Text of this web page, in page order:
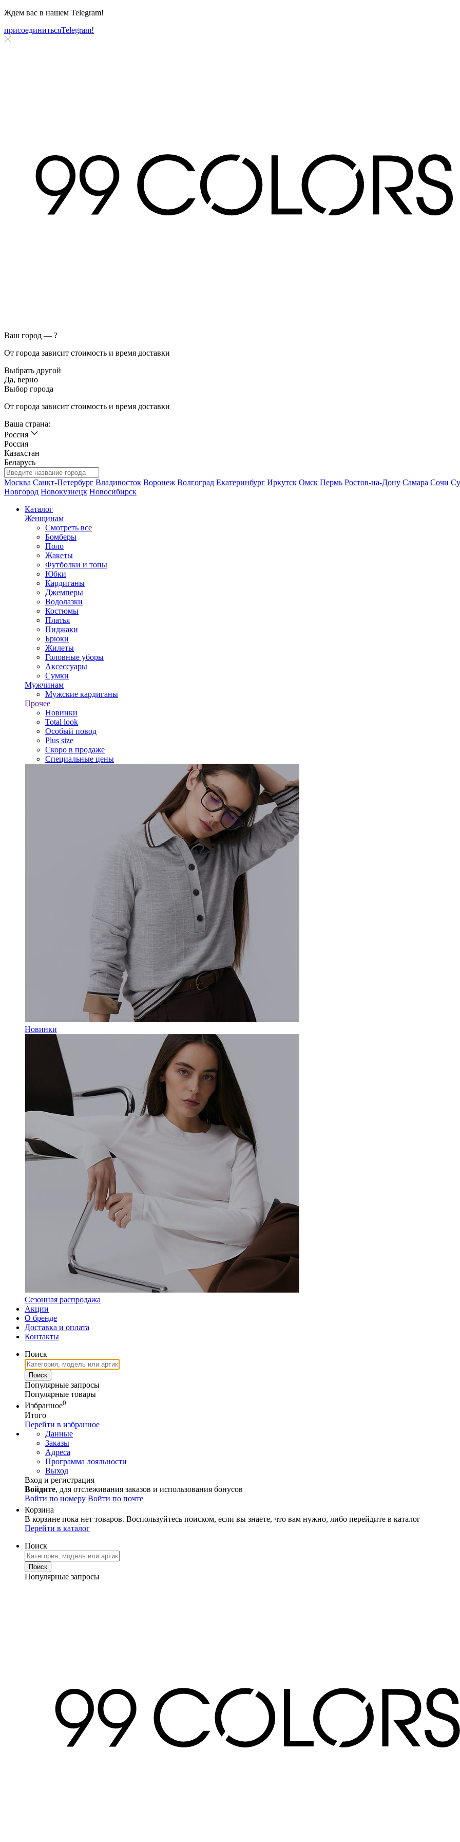
Ждем вас в нашем Telegram!
присоединитьсяTelegram!
Ваш город — ?
От города зависит стоимость и время доставки
Выбрать другой
Да, верно
Выбор города
От города зависит стоимость и время доставки
Ваша страна:
Россия
Россия
Казахстан
Беларусь
Москва Санкт-Петербург Владивосток Воронеж Волгоград Екатеринбург Иркутск Омск Пермь Ростов-на-Дону Самара Сочи
Новгород Новокузнецк Новосибирск
Каталог
Женщинам
Смотреть все
Бомберы
Поло
Жакеты
Футболки и топы
Юбки
Кардиганы
Джемперы
Водолазки
Костюмы
Платья
Пиджаки
Брюки
Жилеты
Головные уборы
Аксессуары
Сумки
Мужчинам
Мужские кардиганы
Прочее
Новинки
Total look
Особый повод
Plus size
Скоро в продаже
Специальные цены
Новинки
Сезонная распродажа
Акции
О бренде
Доставка и оплата
Контакты
Поиск
Популярные запросы
Популярные товары
Избранное0
Итого
Перейти в избранное
Данные
Заказы
Адреса
Программа лояльности
Выход
Вход и регистрация
Войдите, для отслеживания заказов и использования бонусов
Войти по номеру Войти по почте
Корзина
В корзине пока нет товаров. Воспользуйтесь поиском, если вы знаете, что вам нужно, либо перейдите в каталог
Перейти в каталог
Поиск
Популярные запросы